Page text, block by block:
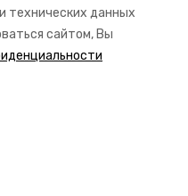
технических данных
сайтом, Вы
для
отвозят всё это
«Победе26», как
и зачем проводят